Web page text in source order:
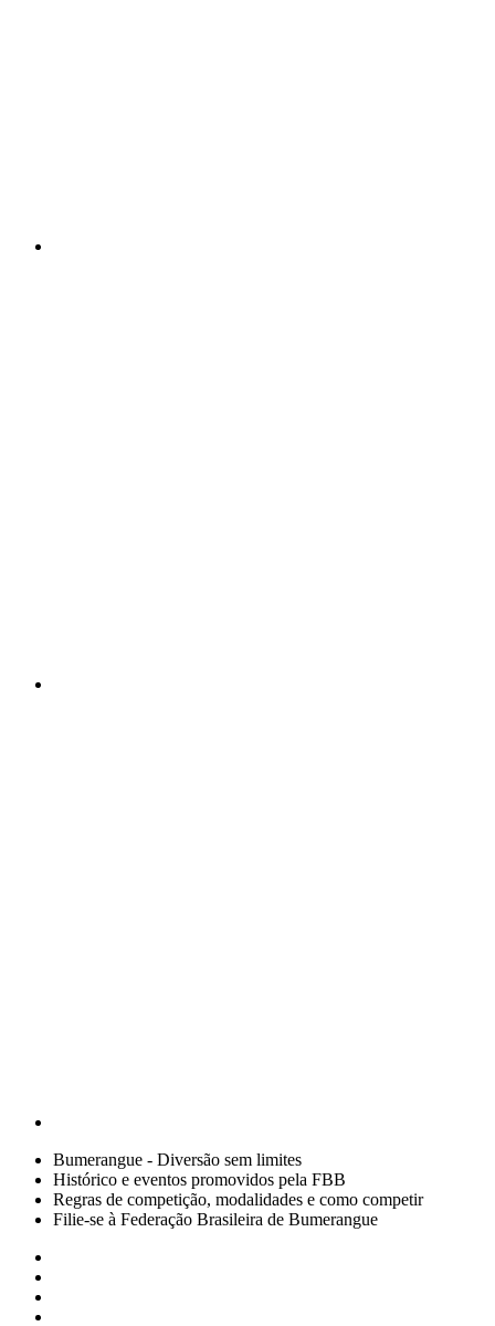
Bumerangue - Diversão sem limites
Histórico e eventos promovidos pela FBB
Regras de competição, modalidades e como competir
Filie-se à Federação Brasileira de Bumerangue